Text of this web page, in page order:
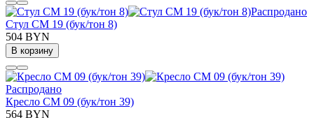
Распродано
Стул СМ 19 (бук/тон 8)
504 BYN
В корзину
Распродано
Кресло СМ 09 (бук/тон 39)
564 BYN